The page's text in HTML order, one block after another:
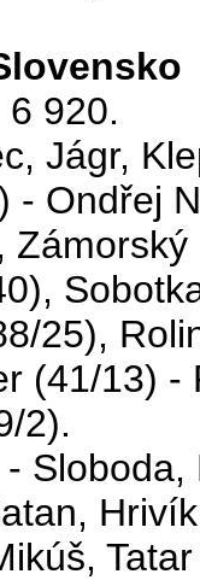
920.
Jágr,
- Ondřej
25),
(41/13)
2).